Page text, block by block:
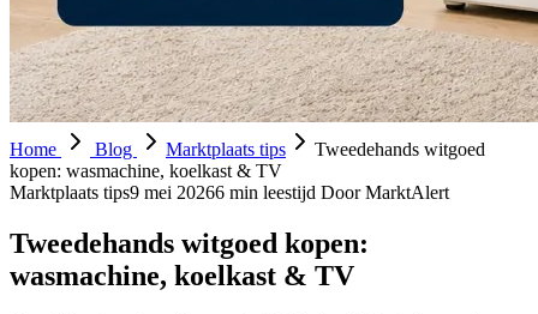
Home Blog Marktplaats tips
Tweedehands witgoed
kopen: wasmachine, koelkast & TV
Marktplaats tips9 mei 20266 min leestijd Door MarktAlert
Tweedehands witgoed kopen:
wasmachine, koelkast & TV